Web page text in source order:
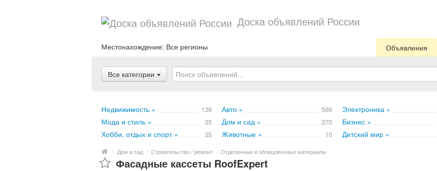
Доска объявлений России
Местонахождение: Все регионы Объявления
Все категории
Недвижимость » 138 Авто » 566 Электроника »
Мода и стиль » 35 Дом и сад » 270 Бизнес »
Хобби, отдых и спорт » 35 Животные » 10 Детский мир »
/ Дом и сад / Строительство / ремонт / Отделочные и облицовочные материалы
Фасадные кассеты RoofExpert